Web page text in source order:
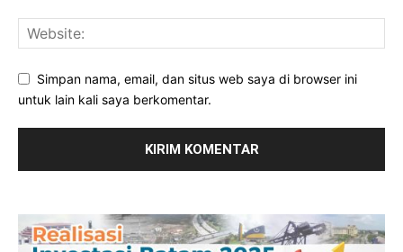
Simpan nama, email, dan situs web saya di browser ini
untuk lain kali saya berkomentar.